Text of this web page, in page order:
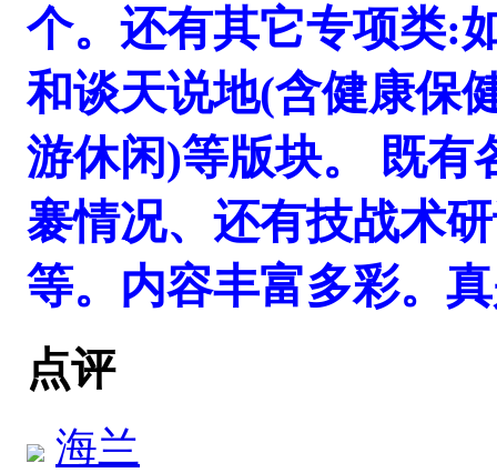
个。还有其它专项类:
和谈天说地(含健康保
游休闲)等版块。 既有
褰情况、还有技战术
等。内容丰富多彩。
点评
海兰